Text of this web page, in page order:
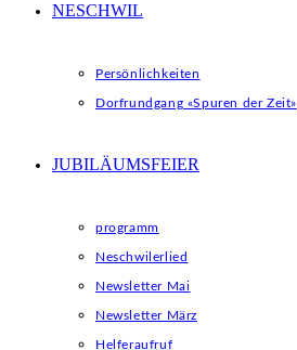
NESCHWIL
Persönlichkeiten
Dorfrundgang «Spuren der Zeit»
JUBILÄUMSFEIER
programm
Neschwilerlied
Newsletter Mai
Newsletter März
Helferaufruf